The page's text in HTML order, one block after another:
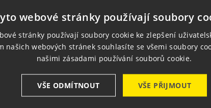
webové stránky používají soubory
stránky používají soubory cookie ke zlepšení
našich webových stránek souhlasíte se všemi soubory
našimi zásadami používání souborů cookie.
VŠE PŘIJMOUT
VŠE ODMÍTNOUT